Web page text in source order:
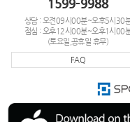
1599-9988
상담 : 오전09시00분~오후5시30
점심 : 오후12시00분~오후1시00
(토요일,공휴일 휴무)
FAQ